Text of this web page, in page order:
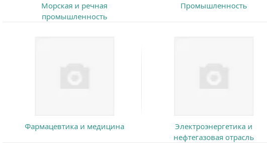
Морская и речная
промышленность
Промышленность
Фармацевтика и медицина
Электроэнергетика и
нефтегазовая отрасль